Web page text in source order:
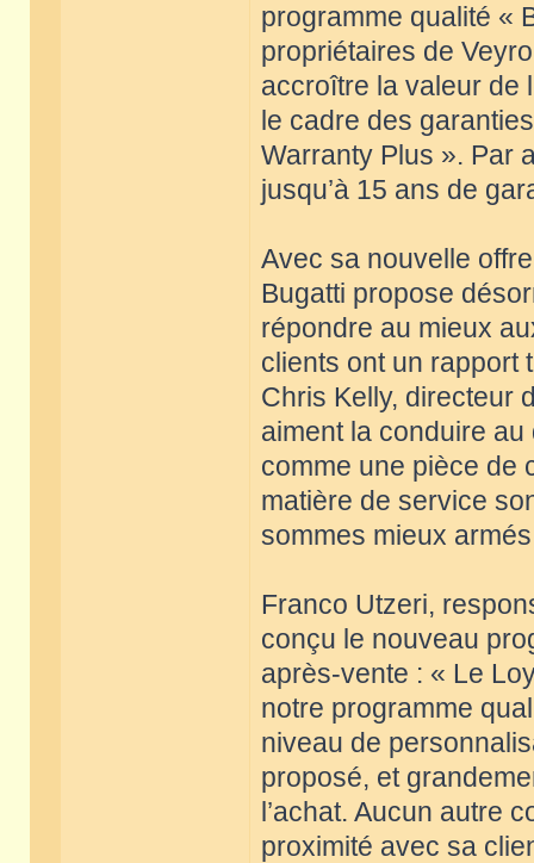
programme qualité «
propriétaires de
accroître la valeur de
le cadre des
Warranty Plus ». Par
jusqu’à 15 ans de
Avec sa nouvelle
Bugatti propose
répondre au mieux
clients ont un rapport
Chris Kelly, directeur
aiment la conduire au
comme une pièce de
matière de service
sommes mieux
Franco Utzeri,
conçu le nouveau
après-vente : « Le
notre programme
niveau de
proposé, et
l’achat. Aucun autre
proximité avec sa